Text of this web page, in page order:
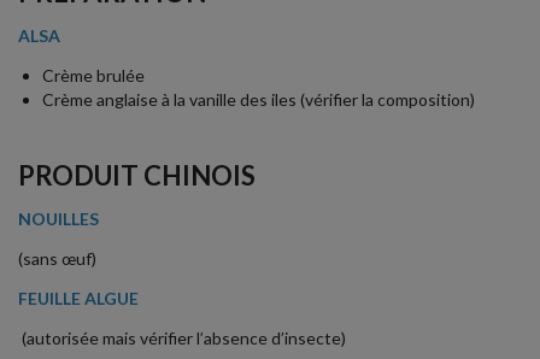
ALSA
Crème brulée
Crème anglaise à la vanille des iles (vérifier la composition)
PRODUIT CHINOIS
NOUILLES
(sans œuf)
FEUILLE ALGUE
(autorisée mais vérifier l’absence d’insecte)